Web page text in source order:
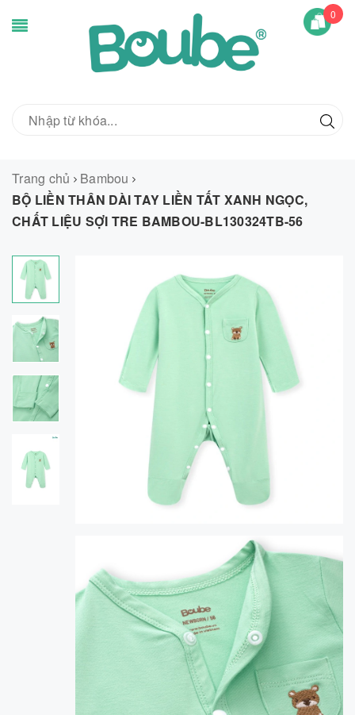
0
Trang chủ
Bambou
BỘ LIỀN THÂN DÀI TAY LIỀN TẤT XANH NGỌC,
CHẤT LIỆU SỢI TRE BAMBOU-BL130324TB-56